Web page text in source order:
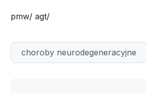
pmw/ agt/
choroby neurodegeneracyjne